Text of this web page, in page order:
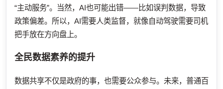
“主动服务”。当然，AI也可能出错——比如误判数据，导致
政策偏差。所以，AI需要人类监督，就像自动驾驶需要司机
把手放在方向盘上。
全民数据素养的提升
数据共享不仅是政府的事，也需要公众参与。未来，普通百